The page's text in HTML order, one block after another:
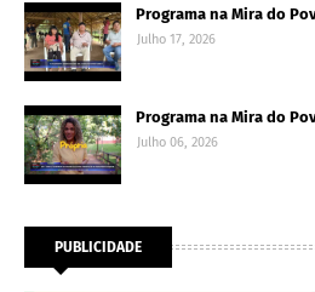
Programa na Mira do
Julho 17, 2026
Programa na Mira do
Julho 06, 2026
PUBLICIDADE